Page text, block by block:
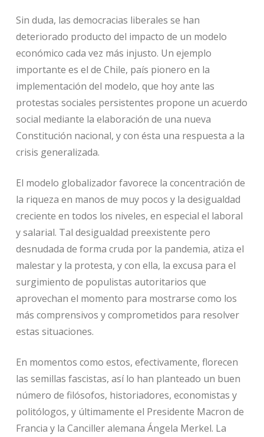
Sin duda, las democracias liberales se han
deteriorado producto del impacto de un modelo
económico cada vez más injusto. Un ejemplo
importante es el de Chile, país pionero en la
implementación del modelo, que hoy ante las
protestas sociales persistentes propone un acuerdo
social mediante la elaboración de una nueva
Constitución nacional, y con ésta una respuesta a la
crisis generalizada.
El modelo globalizador favorece la concentración de
la riqueza en manos de muy pocos y la desigualdad
creciente en todos los niveles, en especial el laboral
y salarial. Tal desigualdad preexistente pero
desnudada de forma cruda por la pandemia, atiza el
malestar y la protesta, y con ella, la excusa para el
surgimiento de populistas autoritarios que
aprovechan el momento para mostrarse como los
más comprensivos y comprometidos para resolver
estas situaciones.
En momentos como estos, efectivamente, florecen
las semillas fascistas, así lo han planteado un buen
número de filósofos, historiadores, economistas y
politólogos, y últimamente el Presidente Macron de
Francia y la Canciller alemana Ángela Merkel. La